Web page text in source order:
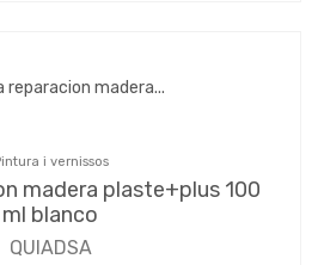
i vernissos
madera plaste+plus 100
ml blanco
QUIADSA